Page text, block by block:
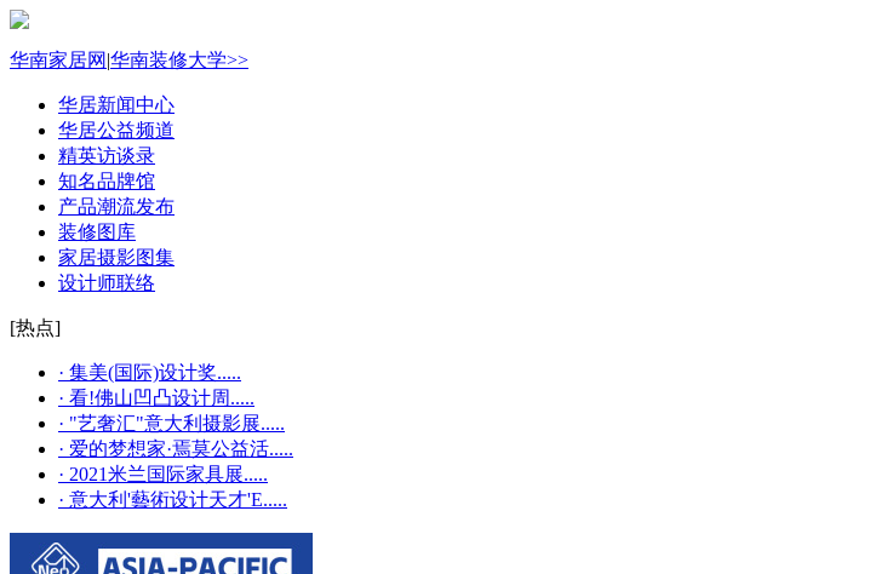
华南家居网 |华南装修大学>>
华居新闻中心
华居公益频道
精英访谈录
知名品牌馆
产品潮流发布
装修图库
家居摄影图集
设计师联络
[热点]
· 集美(国际)设计奖.....
· 看!佛山凹凸设计周.....
· "艺奢汇"​意大利摄影展.....
· 爱的梦想家·焉莫公益活.....
· 2021米兰国际家具展.....
· 意大利'藝術设计天才'E.....